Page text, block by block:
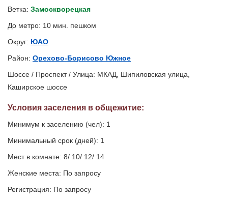
Ветка: Замоскворецкая
До метро: 10 мин. пешком
Округ: ЮАО
Район: Орехово-Борисово Южное
Шоссе / Проспект / Улица: МКАД, Шипиловская улица,
Каширское шоссе
Условия заселения в общежитие:
Минимум к заселению (чел): 1
Минимальный срок (дней): 1
Мест в комнате: 8/ 10/ 12/ 14
Женские места: По запросу
Регистрация: По запросу